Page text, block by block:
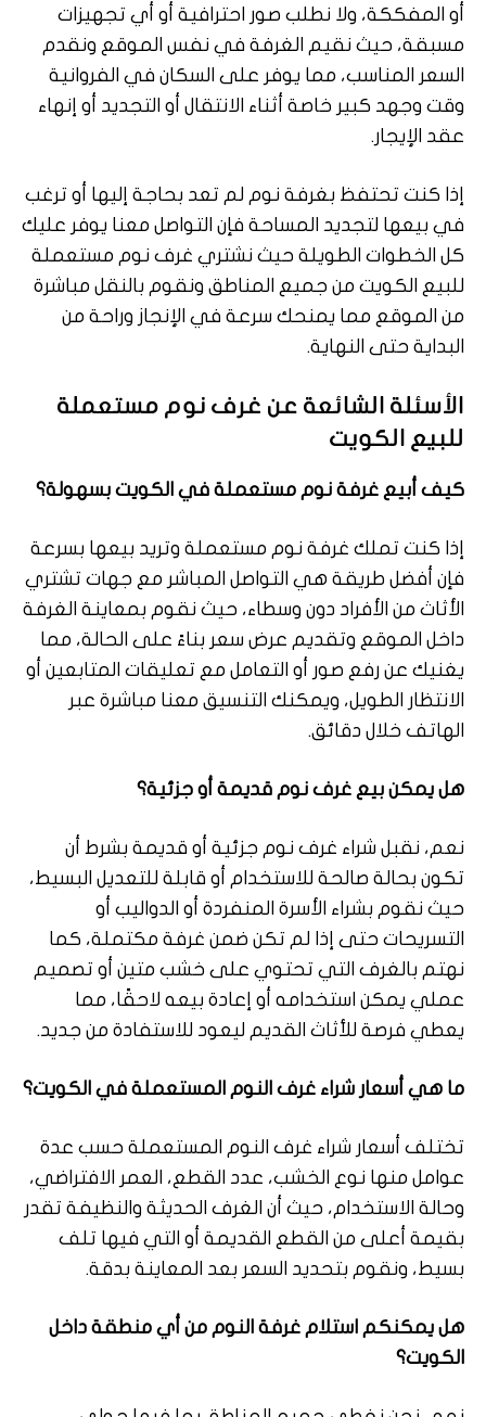
أو المفككة، ولا نطلب صور احترافية أو أي تجهيزات
مسبقة، حيث نقيم الغرفة في نفس الموقع ونقدم
السعر المناسب، مما يوفر على السكان في الفروانية
وقت وجهد كبير خاصة أثناء الانتقال أو التجديد أو إنهاء
عقد الإيجار.
إذا كنت تحتفظ بغرفة نوم لم تعد بحاجة إليها أو ترغب
في بيعها لتجديد المساحة فإن التواصل معنا يوفر عليك
كل الخطوات الطويلة حيث نشتري غرف نوم مستعملة
للبيع الكويت من جميع المناطق ونقوم بالنقل مباشرة
من الموقع مما يمنحك سرعة في الإنجاز وراحة من
البداية حتى النهاية.
الأسئلة الشائعة عن غرف نوم مستعملة
للبيع الكويت
كيف أبيع غرفة نوم مستعملة في الكويت بسهولة؟
إذا كنت تملك غرفة نوم مستعملة وتريد بيعها بسرعة
فإن أفضل طريقة هي التواصل المباشر مع جهات تشتري
الأثاث من الأفراد دون وسطاء، حيث نقوم بمعاينة الغرفة
داخل الموقع وتقديم عرض سعر بناءً على الحالة، مما
يغنيك عن رفع صور أو التعامل مع تعليقات المتابعين أو
الانتظار الطويل، ويمكنك التنسيق معنا مباشرة عبر
الهاتف خلال دقائق.
هل يمكن بيع غرف نوم قديمة أو جزئية؟
نعم، نقبل شراء غرف نوم جزئية أو قديمة بشرط أن
تكون بحالة صالحة للاستخدام أو قابلة للتعديل البسيط،
حيث نقوم بشراء الأسرة المنفردة أو الدواليب أو
التسريحات حتى إذا لم تكن ضمن غرفة مكتملة، كما
نهتم بالغرف التي تحتوي على خشب متين أو تصميم
عملي يمكن استخدامه أو إعادة بيعه لاحقًا، مما
يعطي فرصة للأثاث القديم ليعود للاستفادة من جديد.
ما هي أسعار شراء غرف النوم المستعملة في الكويت؟
تختلف أسعار شراء غرف النوم المستعملة حسب عدة
عوامل منها نوع الخشب، عدد القطع، العمر الافتراضي،
وحالة الاستخدام، حيث أن الغرف الحديثة والنظيفة تقدر
بقيمة أعلى من القطع القديمة أو التي فيها تلف
بسيط، ونقوم بتحديد السعر بعد المعاينة بدقة.
هل يمكنكم استلام غرفة النوم من أي منطقة داخل
الكويت؟